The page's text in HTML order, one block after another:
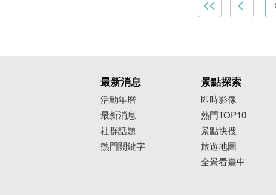
最新消息
活動年曆
最新消息
社群話題
熱門關鍵字
景點探索
即時影像
熱門TOP10
景點快搜
旅遊地圖
全景看臺中